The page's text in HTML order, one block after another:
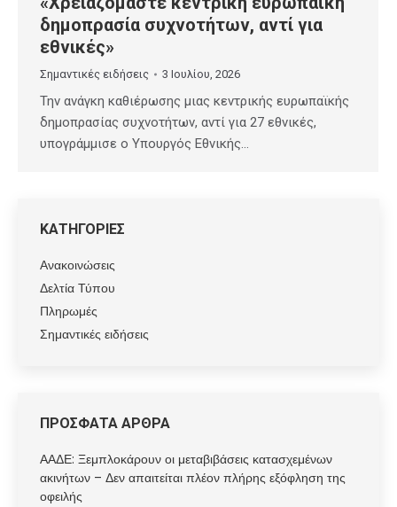
δημοπρασία συχνοτήτων, αντί για
εθνικές»
Σημαντικές ειδήσεις 3 Ιουλίου, 2026
Την ανάγκη καθιέρωσης μιας κεντρικής ευρωπαϊκής
δημοπρασίας συχνοτήτων, αντί για 27 εθνικές,
υπογράμμισε ο Υπουργός Εθνικής…
ΚΑΤΗΓΟΡΙΕΣ
Ανακοινώσεις
Δελτία Τύπου
Πληρωμές
Σημαντικές ειδήσεις
ΠΡΟΣΦΑΤΑ ΑΡΘΡΑ
ΑΑΔΕ: Ξεμπλοκάρουν οι μεταβιβάσεις κατασχεμένων
ακινήτων – Δεν απαιτείται πλέον πλήρης εξόφληση της
οφειλής